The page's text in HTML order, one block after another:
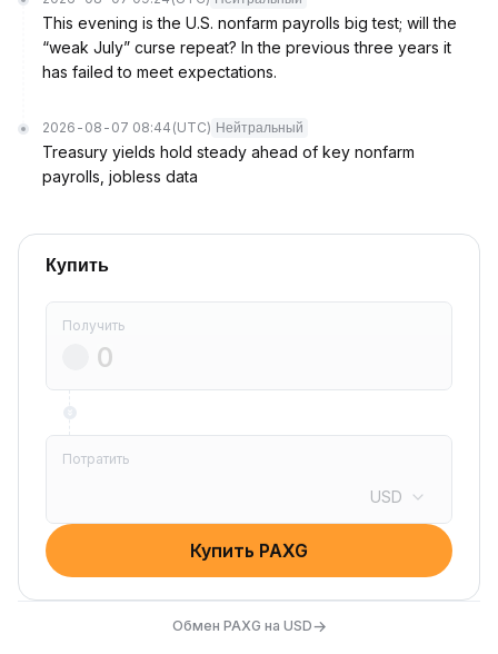
This evening is the U.S. nonfarm payrolls big test; will the
“weak July” curse repeat? In the previous three years it
has failed to meet expectations.
2026-08-07 08:44 (UTC) Нейтральный
Treasury yields hold steady ahead of key nonfarm
payrolls, jobless data
Купить
Получить
Потратить
USD
Купить PAXG
Обмен PAXG на USD→